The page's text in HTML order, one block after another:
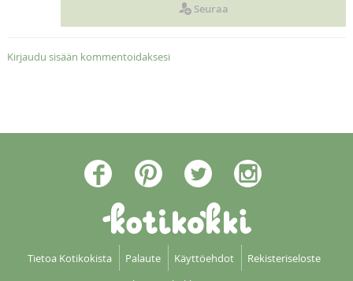
Seuraa
Kirjaudu sisään kommentoidaksesi
Tietoa Kotikokista Palaute Käyttöehdot
Rekisteriseloste